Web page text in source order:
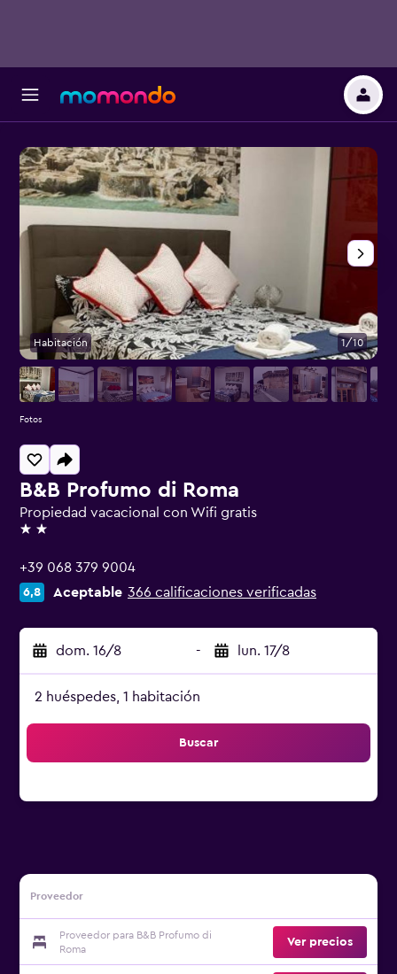
B&B Profumo di Roma
Propiedad vacacional con Wifi gratis
2 estrellas
+39 068 379 9004
6,8 Aceptable 366 calificaciones verificadas
dom. 16/8 - lun. 17/8
2 huéspedes, 1 habitación
Buscar
Proveedor
Proveedor para B&B Profumo di
Roma
Ver precios
Habitación 1/10
Fotos